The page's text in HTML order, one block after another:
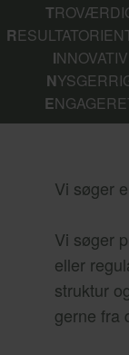
T
R
INNOVATIV
N
E
Vi søger
Vi søger
eller
struktur
gerne fra